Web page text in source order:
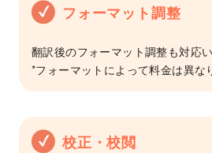
フォーマット調整
翻訳後のフォーマット調整も対応い
*フォーマットによって料金は異な
校正・校閲